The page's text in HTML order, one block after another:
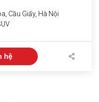
Cầu Giấy, Hà Nội
hệ